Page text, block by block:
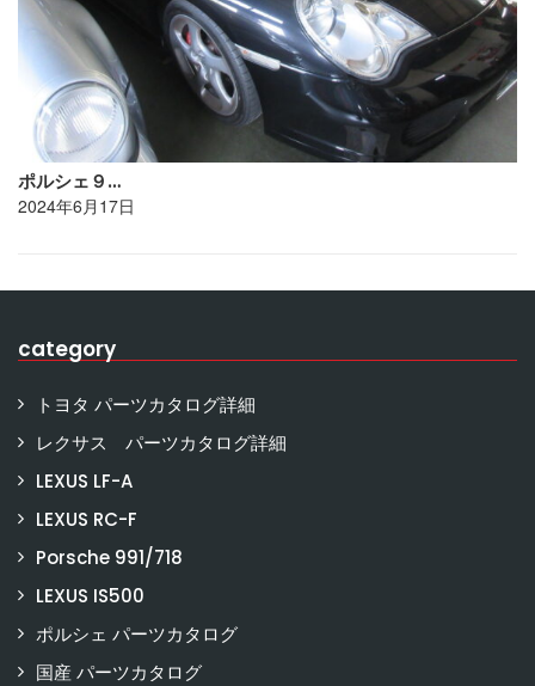
ポルシェ９…
2024年6月17日
category
トヨタ パーツカタログ詳細
レクサス パーツカタログ詳細
LEXUS LF-A
LEXUS RC-F
Porsche 991/718
LEXUS IS500
ポルシェ パーツカタログ
国産 パーツカタログ